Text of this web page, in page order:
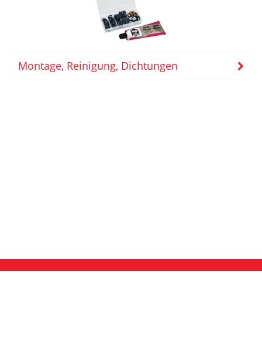
Montage, Reinigung, Dichtungen